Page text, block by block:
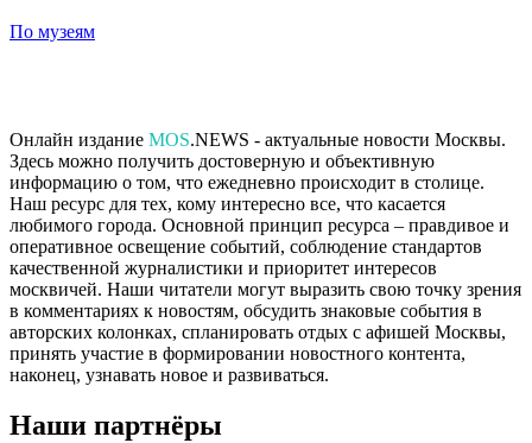
По музеям
Онлайн издание MOS.NEWS - актуальные новости Москвы.
Здесь можно получить достоверную и объективную
информацию о том, что ежедневно происходит в столице.
Наш ресурс для тех, кому интересно все, что касается
любимого города. Основной принцип ресурса – правдивое и
оперативное освещение событий, соблюдение стандартов
качественной журналистики и приоритет интересов
москвичей. Наши читатели могут выразить свою точку зрения
в комментариях к новостям, обсудить знаковые события в
авторских колонках, спланировать отдых с афишей Москвы,
принять участие в формировании новостного контента,
наконец, узнавать новое и развиваться.
Наши партнёры